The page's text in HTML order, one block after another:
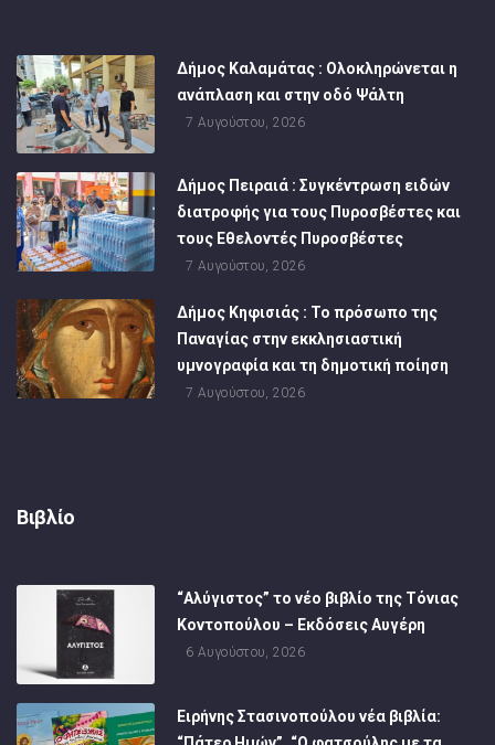
Δήμος Καλαμάτας : Ολοκληρώνεται η
ανάπλαση και στην οδό Ψάλτη
7 Αυγούστου, 2026
Δήμος Πειραιά : Συγκέντρωση ειδών
διατροφής για τους Πυροσβέστες και
τους Εθελοντές Πυροσβέστες
7 Αυγούστου, 2026
Δήμος Κηφισιάς : Το πρόσωπο της
Παναγίας στην εκκλησιαστική
υμνογραφία και τη δημοτική ποίηση
7 Αυγούστου, 2026
Βιβλίο
“Αλύγιστος” το νέο βιβλίο της Τόνιας
Κοντοπούλου – Εκδόσεις Αυγέρη
6 Αυγούστου, 2026
Ειρήνης Στασινοπούλου νέα βιβλία: